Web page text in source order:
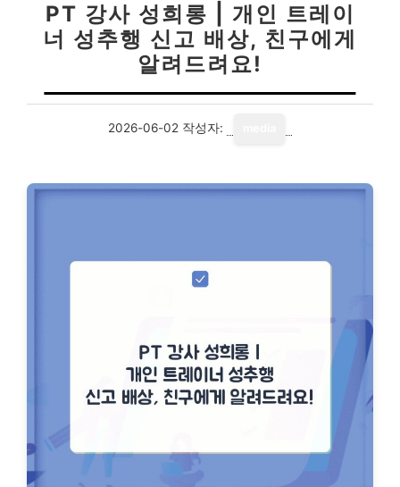
PT 강사 성희롱 | 개인 트레이
너 성추행 신고 배상, 친구에게
알려드려요!
2026-06-02 작성자: